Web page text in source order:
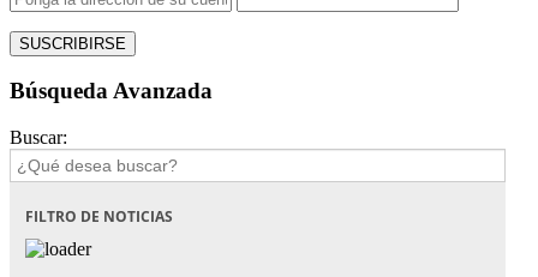
Búsqueda Avanzada
Buscar:
FILTRO DE NOTICIAS